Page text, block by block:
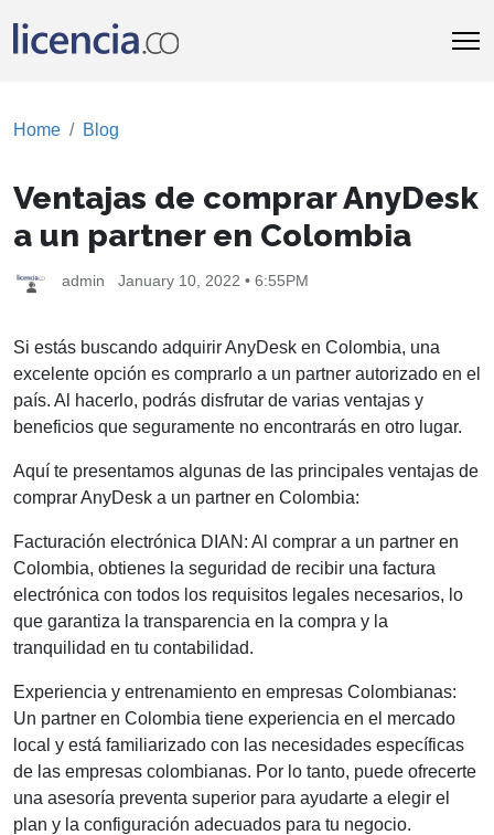
Home Blog
Ventajas de comprar AnyDesk
a un partner en Colombia
admin January 10, 2022 • 6:55PM
Si estás buscando adquirir AnyDesk en Colombia, una
excelente opción es comprarlo a un partner autorizado en el
país. Al hacerlo, podrás disfrutar de varias ventajas y
beneficios que seguramente no encontrarás en otro lugar.
Aquí te presentamos algunas de las principales ventajas de
comprar AnyDesk a un partner en Colombia:
Facturación electrónica DIAN: Al comprar a un partner en
Colombia, obtienes la seguridad de recibir una factura
electrónica con todos los requisitos legales necesarios, lo
que garantiza la transparencia en la compra y la
tranquilidad en tu contabilidad.
Experiencia y entrenamiento en empresas Colombianas:
Un partner en Colombia tiene experiencia en el mercado
local y está familiarizado con las necesidades específicas
de las empresas colombianas. Por lo tanto, puede ofrecerte
una asesoría preventa superior para ayudarte a elegir el
plan y la configuración adecuados para tu negocio.